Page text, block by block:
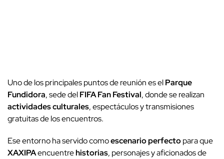
Uno de los principales puntos de reunión es elParque
Fundidora, sede delFIFA Fan Festival, donde se realizan
actividades culturales, espectáculos y transmisiones
gratuitas de los encuentros.
Ese entorno ha servido comoescenario perfectopara que
XAXIPAencuentrehistorias, personajes y aficionados de